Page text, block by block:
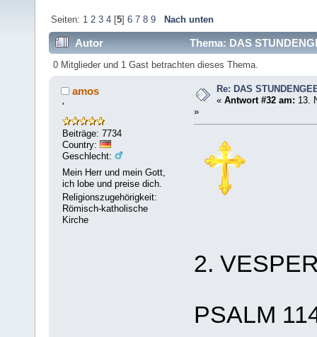
Seiten: 1 2 3 4[5] 6 7 8 9 Nach unten
Autor Thema: DAS
0 Mitglieder und 1 Gast betrachten dieses Thema.
amos
'
Beiträge: 7734
Country:
Geschlecht:
Mein Herr und mein Gott,
ich lobe und preise dich.
Religionszugehörigkeit:
Römisch-katholische
Kirche
Re: DAS
«Antwort #32 am: 13.
»
2.
PSALM